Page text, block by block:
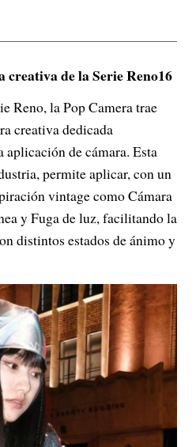
de la Serie Reno16
Reno, la Pop Camera trae
creativa dedicada
aplicación de cámara. Esta
permite aplicar, con un
vintage como Cámara
y Fuga de luz, facilitando la
distintos estados de ánimo y